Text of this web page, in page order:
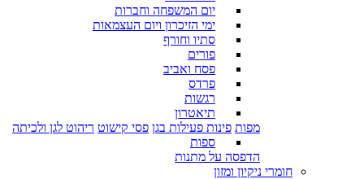
יום המשפחה וחברות
ימי הזיכרון ויום העצמאות
סתיו וחורף
פורים
פסח ואביב
פרדס
רגשות
תיאטרון
מפות פינות פעילות בגן פסי קישוט ריהוט לגן ולכיתה
ספות
הדפסה על מתנות
חומרי ניקיון ומזון